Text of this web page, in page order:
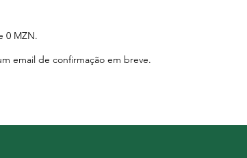
0 MZN.
email de confirmação em breve.